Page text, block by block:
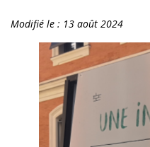
Modifié le : 13 août 2024